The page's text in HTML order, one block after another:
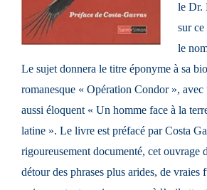
le Dr.
sur
le
Le sujet donnera le titre éponyme à sa
romanesque « Opération Condor »,
aussi éloquent « Un homme face à la
latine ». Le livre est préfacé par Costa
rigoureusement documenté, cet ouvrage
détour des phrases plus arides, de vraies